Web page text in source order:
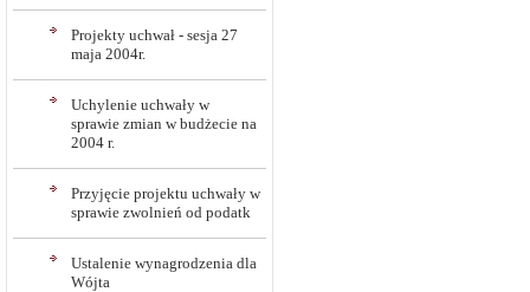
Projekty uchwał - sesja 27
maja 2004r.
Uchylenie uchwały w
sprawie zmian w budżecie na
2004 r.
Przyjęcie projektu uchwały w
sprawie zwolnień od podatk
Ustalenie wynagrodzenia dla
Wójta